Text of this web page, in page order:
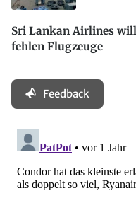
Sri Lankan Airlines
fehlen Flugzeuge
Feedback